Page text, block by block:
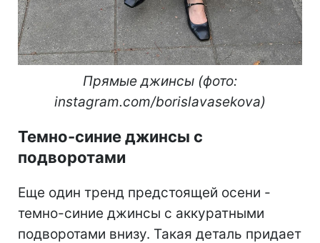
Прямые джинсы (фото:
instagram.com/borislavasekova)
Темно-синие джинсы с
подворотами
Еще один тренд предстоящей осени -
темно-синие джинсы с аккуратными
подворотами внизу. Такая деталь придает